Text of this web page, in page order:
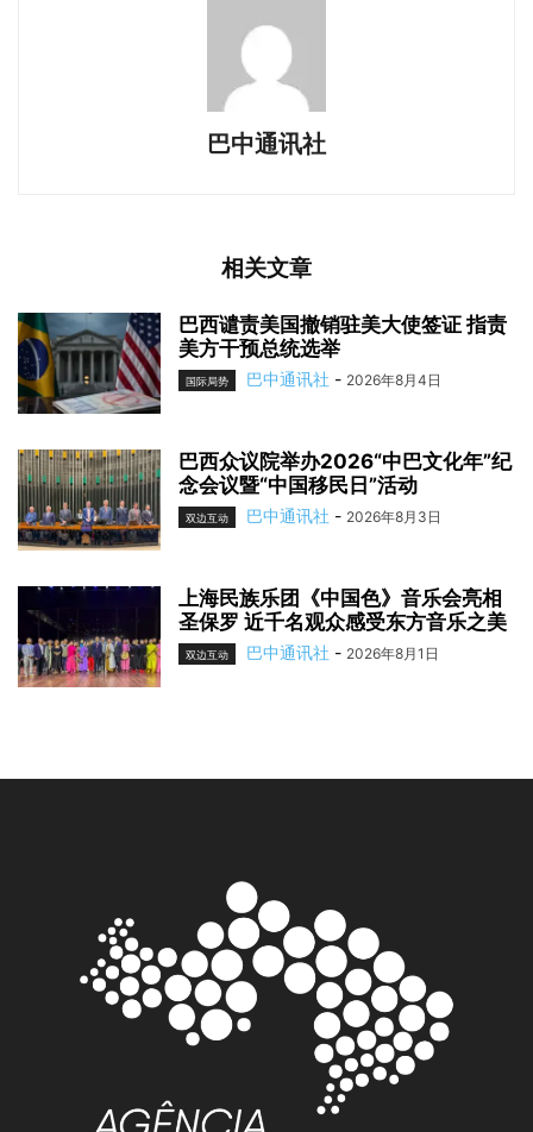
巴中通讯社
相关文章
巴西谴责美国撤销驻美大使签证 指责
美方干预总统选举
国际局势 巴中通讯社 - 2026年8月4日
巴西众议院举办2026“中巴文化年”纪
念会议暨“中国移民日”活动
双边互动 巴中通讯社 - 2026年8月3日
上海民族乐团《中国色》音乐会亮相
圣保罗 近千名观众感受东方音乐之美
双边互动 巴中通讯社 - 2026年8月1日